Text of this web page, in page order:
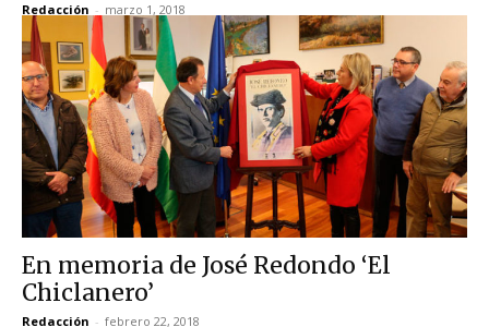
Redacción - marzo 1, 2018
En memoria de José Redondo ‘El
Chiclanero’
Redacción - febrero 22, 2018